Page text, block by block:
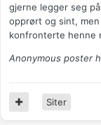
gjerne legger seg
opprørt og sint,
konfronterte henne
Anonymous poster
Siter